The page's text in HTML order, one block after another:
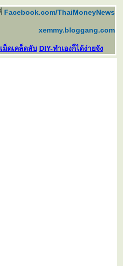
Facebook.com/ThaiMoneyNews
xemmy.bloggang.com
ม็ดเคล็ดลับ DIY-ทำเองก็ได้ง่ายจัง